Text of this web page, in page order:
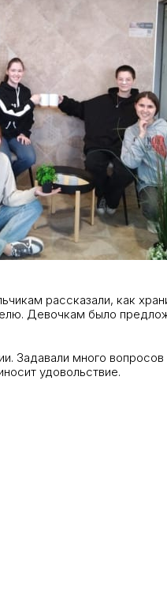
рассказали, как
Девочкам было
Задавали много
удовольствие.